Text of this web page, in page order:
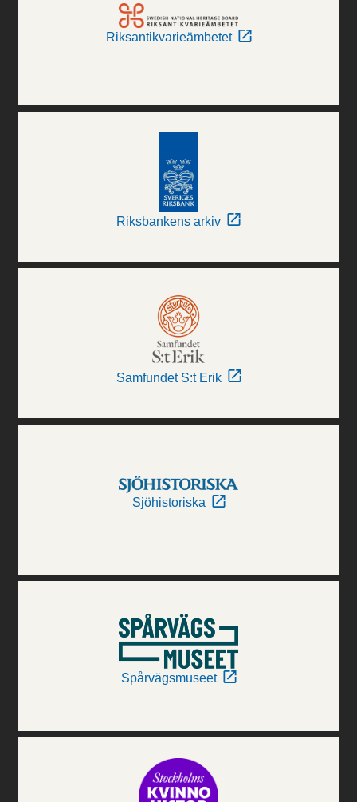
Riksantikvarieämbetet
Riksbankens arkiv
Samfundet S:t Erik
Sjöhistoriska
Spårvägsmuseet